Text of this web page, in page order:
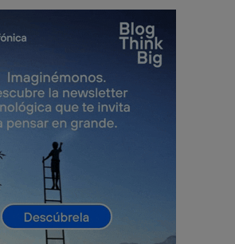
la tecnología recibirá el mismo
(p. ej., Wi-Fi),
se realizará en función de las
de los miembros del hogar
su consentimiento.
, el marketing será más
que se basará únicamente en la
del móvil.
consentimientos Utiq seleccionando
en la parte inferior de esta página web o
privacidad de Utiq
. Para más información, consulta
de Utiq